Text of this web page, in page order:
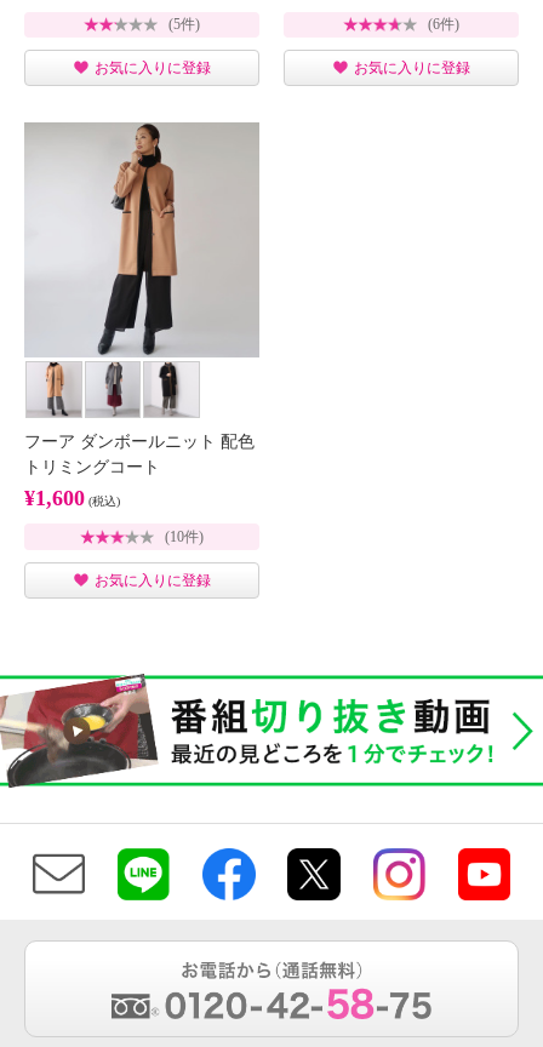
(5件)
お気に入りに登録
(6件)
お気に入りに登録
フーア ダンボールニット 配色
トリミングコート
¥1,600 (税込)
(10件)
お気に入りに登録